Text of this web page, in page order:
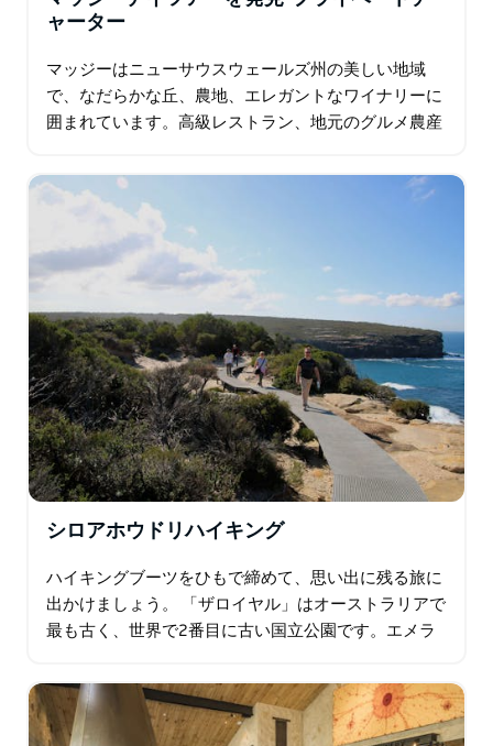
ャーター
マッジーはニューサウスウェールズ州の美しい地域
で、なだらかな丘、農地、エレガントなワイナリーに
囲まれています。高級レストラン、地元のグルメ農産
ーデイツアーでは、革製のリクライニングシートと…
シロアホウドリハイキング
ハイキングブーツをひもで締めて、思い出に残る旅に
出かけましょう。 「ザロイヤル」はオーストラリアで
最も古く、世界で2番目に古い国立公園です。エメラ
しいビーチに出会う。素晴らしい海の景色、水の穴と
滝…